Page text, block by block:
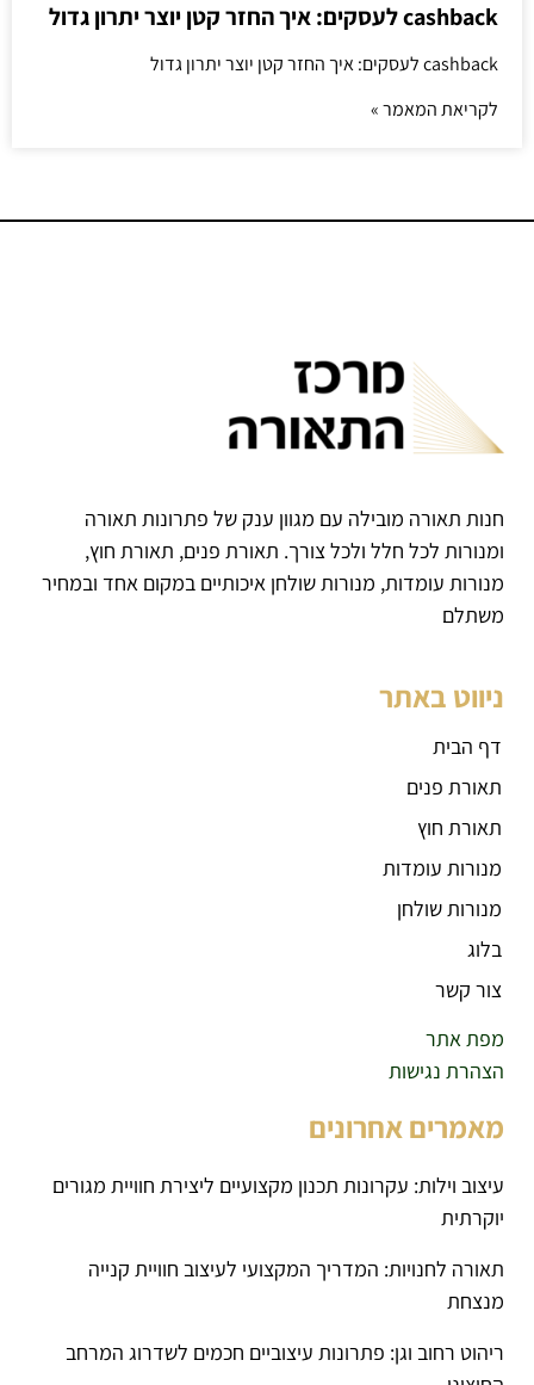
cashback לעסקים: איך החזר קטן יוצר יתרון גדול
cashback לעסקים: איך החזר קטן יוצר יתרון גדול
לקריאת המאמר »
חנות תאורה מובילה עם מגוון ענק של פתרונות תאורה
ומנורות לכל חלל ולכל צורך. תאורת פנים, תאורת חוץ,
מנורות עומדות, מנורות שולחן איכותיים במקום אחד ובמחיר
משתלם
ניווט באתר
דף הבית
תאורת פנים
תאורת חוץ
מנורות עומדות
מנורות שולחן
בלוג
צור קשר
מפת אתר
הצהרת נגישות
מאמרים אחרונים
עיצוב וילות: עקרונות תכנון מקצועיים ליצירת חוויית מגורים
יוקרתית
תאורה לחנויות: המדריך המקצועי לעיצוב חוויית קנייה
מנצחת
ריהוט רחוב וגן: פתרונות עיצוביים חכמים לשדרוג המרחב